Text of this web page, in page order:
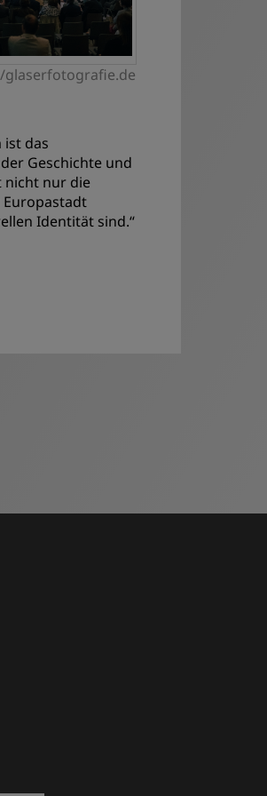
glaserfotografie.de
ist das
Geschichte und
nicht nur die
Europastadt
Identität sind.“